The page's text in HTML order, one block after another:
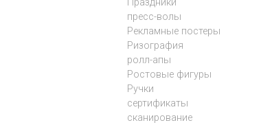
Праздники
пресс-волы
Рекламные постеры
Ризография
ролл-апы
Ростовые фигуры
Ручки
сертификаты
сканирование